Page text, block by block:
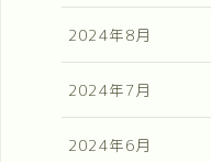
2024年8月
2024年7月
2024年6月